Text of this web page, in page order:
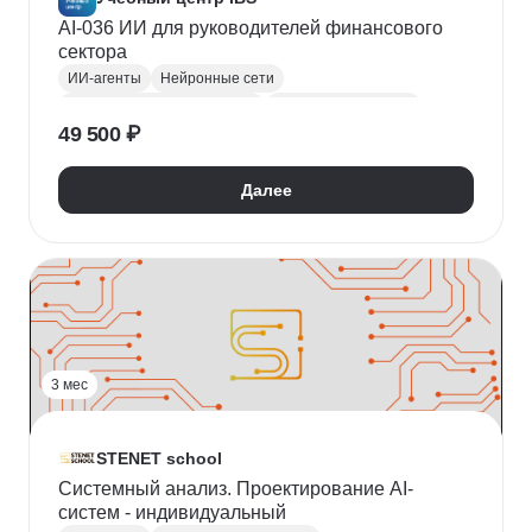
AI-036 ИИ для руководителей финансового
сектора
ИИ-агенты
Нейронные сети
Искусственный интеллект
Финансовый менеджмент
Руководитель
Антифрод
49 500 ₽
Далее
3 мес
STENET school
Системный анализ. Проектирование AI-
систем - индивидуальный